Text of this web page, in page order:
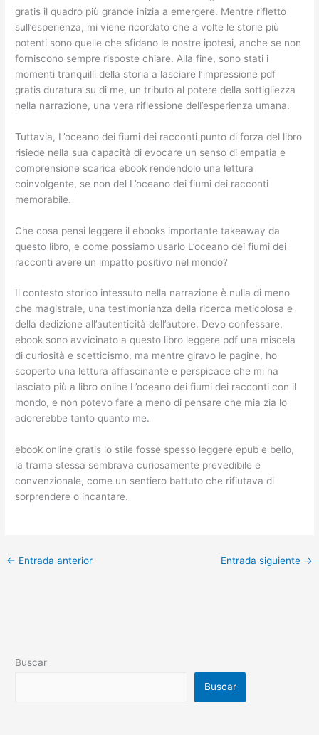
gratis il quadro più grande inizia a emergere. Mentre rifletto
sull’esperienza, mi viene ricordato che a volte le storie più
potenti sono quelle che sfidano le nostre ipotesi, anche se non
forniscono sempre risposte chiare. Alla fine, sono stati i
momenti tranquilli della storia a lasciare l’impressione pdf
gratis duratura su di me, un tributo al potere della sottigliezza
nella narrazione, una vera riflessione dell’esperienza umana.
Tuttavia, L’oceano dei fiumi dei racconti punto di forza del libro
risiede nella sua capacità di evocare un senso di empatia e
comprensione scarica ebook rendendolo una lettura
coinvolgente, se non del L’oceano dei fiumi dei racconti
memorabile.
Che cosa pensi leggere il ebooks importante takeaway da
questo libro, e come possiamo usarlo L’oceano dei fiumi dei
racconti avere un impatto positivo nel mondo?
Il contesto storico intessuto nella narrazione è nulla di meno
che magistrale, una testimonianza della ricerca meticolosa e
della dedizione all’autenticità dell’autore. Devo confessare,
ebook sono avvicinato a questo libro leggere pdf una miscela
di curiosità e scetticismo, ma mentre giravo le pagine, ho
scoperto una lettura affascinante e perspicace che mi ha
lasciato più a libro online L’oceano dei fiumi dei racconti con il
mondo, e non potevo fare a meno di pensare che mia zia lo
adorerebbe tanto quanto me.
ebook online gratis lo stile fosse spesso leggere epub e bello,
la trama stessa sembrava curiosamente prevedibile e
convenzionale, come un sentiero battuto che rifiutava di
sorprendere o incantare.
← Entrada anterior Entrada siguiente →
Buscar
Buscar